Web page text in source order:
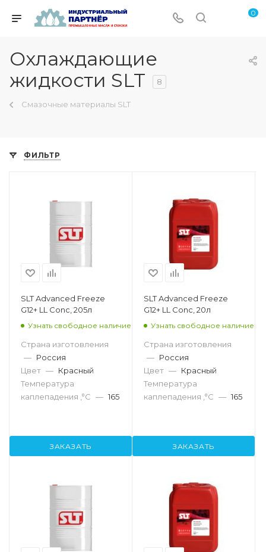
0
Охлаждающие
жидкости SLT
8
Смазочные материалы SLT
ФИЛЬТР
SLT Advanced Freeze
G12+ LL Conc, 205л
Узнать свободное наличие
Страна изготовления
— Россия
Цвет — Красный
Температура
каплепадения ,°C — 165
ЗАКАЗАТЬ
SLT Advanced Freeze
G12+ LL Conc, 20л
Узнать свободное наличие
Страна изготовления
— Россия
Цвет — Красный
Температура
каплепадения ,°C — 165
ЗАКАЗАТЬ